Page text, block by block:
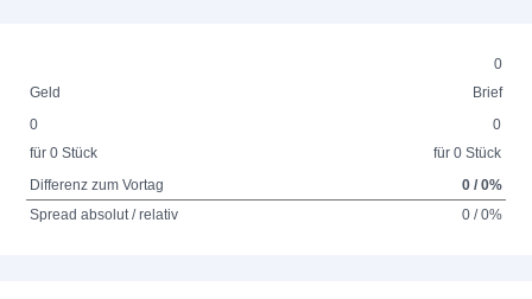
0
Geld
Brief
0
für 0 Stück
0
für 0 Stück
Differenz zum Vortag
0 / 0%
Spread absolut / relativ
0 / 0%